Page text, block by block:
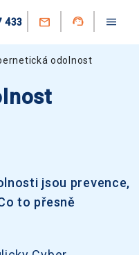
433
odolnost
jsou prevence,
to přesně